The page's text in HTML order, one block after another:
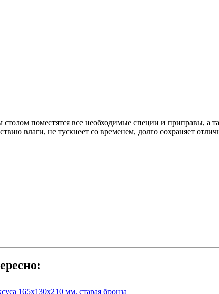
поместятся все необходимые специи и приправы, а
влаги, не тускнеет со временем, долго сохраняет